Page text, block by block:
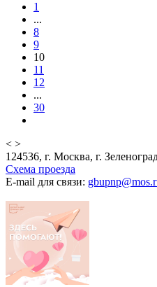
1
...
8
9
10
11
12
...
30
< >
124536, г. Москва, г.
Схема проезда
E-mail для связи: